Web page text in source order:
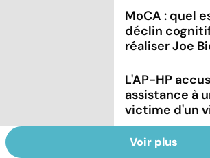
MoCA : quel
déclin
réaliser Joe
L'AP-HP
assistance à
victime d'un
Voir plus